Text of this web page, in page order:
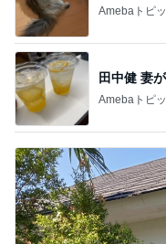
Amebaトピ
田中健 妻
Amebaトピ